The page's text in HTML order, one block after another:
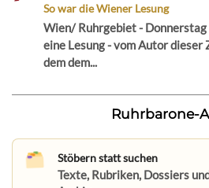
So war die Wiener Lesung
Wien/ Ruhrgebiet - Donnerstag
eine Lesung - vom Autor dieser
dem dem...
Ruhrbarone-
Stöbern statt suchen
Texte, Rubriken, Dossiers